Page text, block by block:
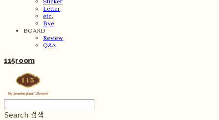
Letter
etc.
Bye
BOARD
Review
Q&A
115room
Search 검색